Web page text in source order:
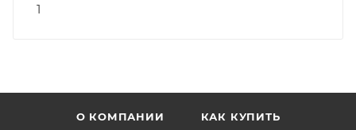
1
О КОМПАНИИ КАК КУПИТЬ